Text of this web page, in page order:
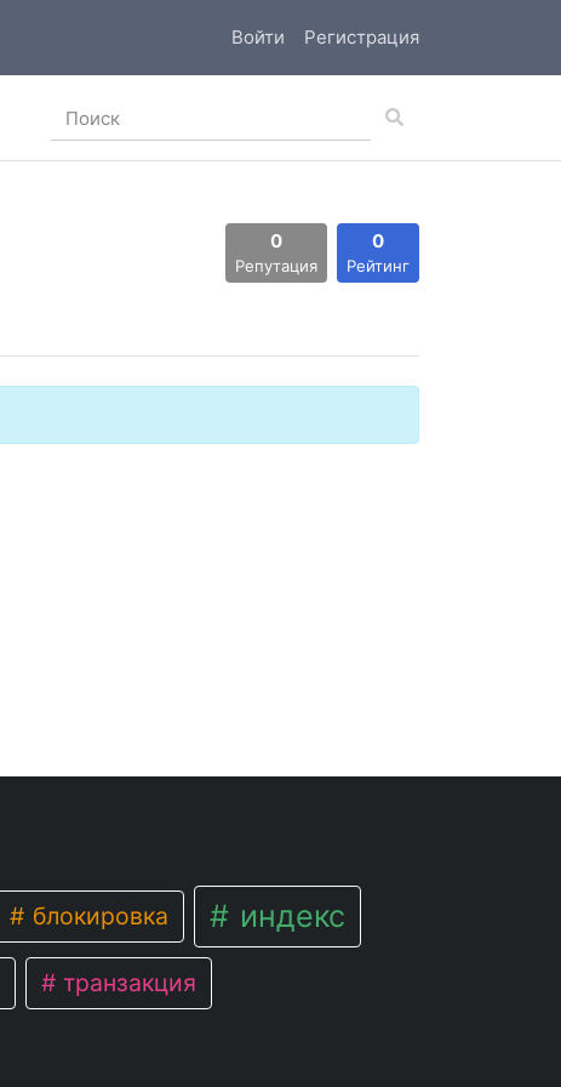
Войти Регистрация
0
Репутация
0
Рейтинг
блокировка индекс
транзакция